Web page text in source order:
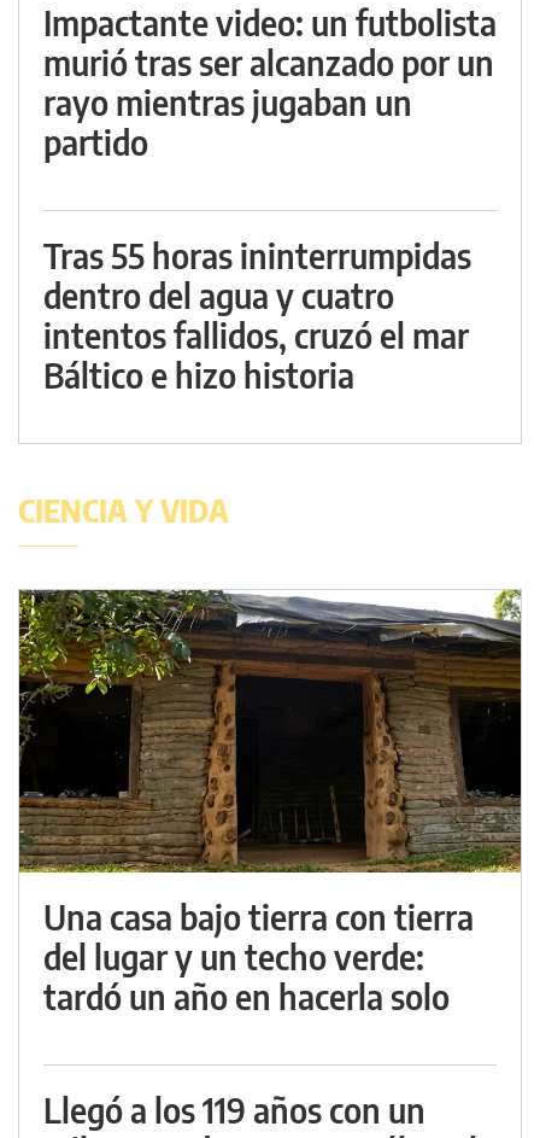
Impactante video: un futbolista
murió tras ser alcanzado por un
rayo mientras jugaban un
partido
Tras 55 horas ininterrumpidas
dentro del agua y cuatro
intentos fallidos, cruzó el mar
Báltico e hizo historia
CIENCIA Y VIDA
Una casa bajo tierra con tierra
del lugar y un techo verde:
tardó un año en hacerla solo
Llegó a los 119 años con un